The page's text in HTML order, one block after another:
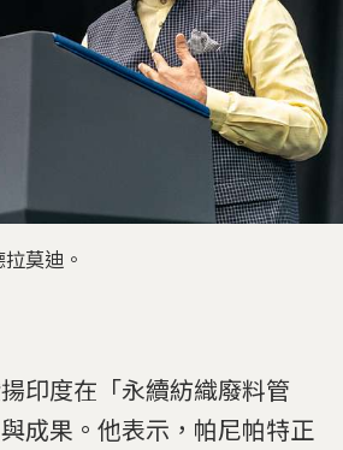
莫迪。
印度在「永續紡織廢料管
成果。他表示，帕尼帕特正